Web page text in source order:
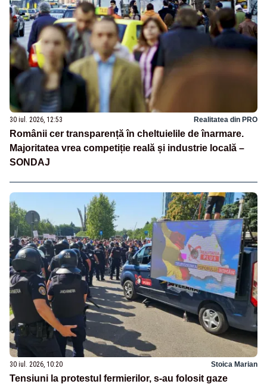
30 iul. 2026, 12:53 Realitatea din PRO
Românii cer transparență în cheltuielile de înarmare.
Majoritatea vrea competiție reală și industrie locală –
SONDAJ
30 iul. 2026, 10:20 Stoica Marian
Tensiuni la protestul fermierilor, s-au folosit gaze